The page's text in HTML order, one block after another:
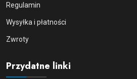
Regulamin
Wysyłka i płatności
Zwroty
Przydatne linki